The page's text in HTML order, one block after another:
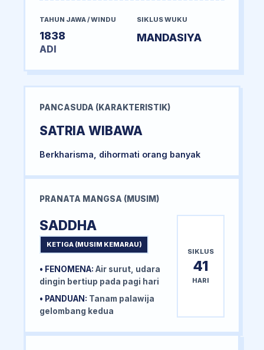
TAHUN JAWA / WINDU
1838
ADI
SIKLUS WUKU
MANDASIYA
PANCASUDA (KARAKTERISTIK)
SATRIA WIBAWA
Berkharisma, dihormati orang banyak
PRANATA MANGSA (MUSIM)
SADDHA
KETIGA (MUSIM KEMARAU)
• FENOMENA: Air surut, udara
dingin bertiup pada pagi hari
• PANDUAN: Tanam palawija
gelombang kedua
SIKLUS
41
HARI